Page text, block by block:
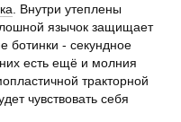
. Внутри утеплены
язычок защищает
ботинки - секундное
есть ещё и молния
тракторной
чувствовать себя